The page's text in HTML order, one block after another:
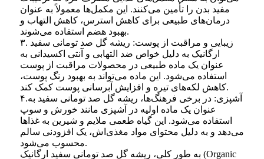
مفید بدن را تأمین می‌کنند. این مکمل‌ها معمولاً به عنوان
درمان‌های طبیعی برای کاهش استرس، کاهش التهاب و
بهبود هضم استفاده می‌شوند.
۳. زیبایی و مراقبت از پوست: ریشه گل صد تومانی سفید
ارگانیک به دلیل خواص ضد التهابی و آنتی اکسیدانی به
عنوان یک ماده طبیعی در محصولات مراقبت از پوست
استفاده می‌شود. این ماده می‌تواند به بهبود رنگ پوست،
کاهش لکه‌های تیره و افزایش آبرسانی پوست کمک کند.
۴.آشپزی: در برخی فرهنگ‌ها، ریشه گل صد تومانی سفید به
عنوان یک ماده اولیه در آشپزی مانند خورش و سوپ
استفاده می‌شود. این گیاه طعمی ملایم و شیرین به غذاها
می‌دهد و به دلیل محتوای مواد مغذی‌اش، یک افزودنی سالم
محسوب می‌شود.
به طور کلی، ریشه گل صد تومانی سفید ارگانیک (Organic